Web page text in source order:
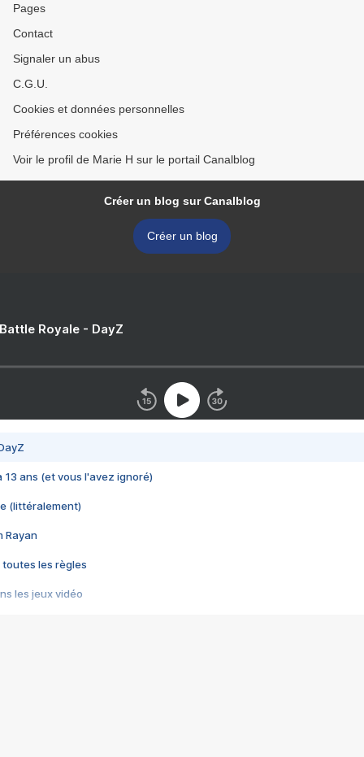
Pages
Contact
Signaler un abus
C.G.U.
Cookies et données personnelles
Préférences cookies
Voir le profil de Marie H sur le portail Canalblog
Créer un blog sur Canalblog
Créer un blog
Royale - DayZ
13 ans (et vous l'avez ignoré)
(littéralement)
Rayan
toutes les règles
les jeux vidéo